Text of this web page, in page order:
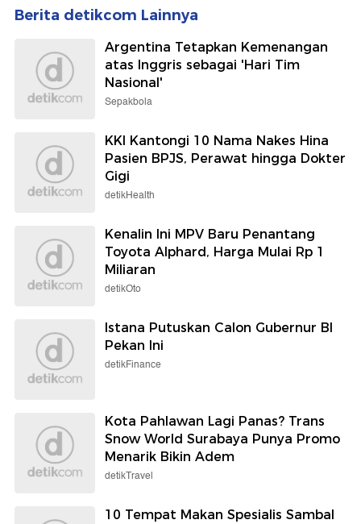
Berita detikcom Lainnya
Argentina Tetapkan Kemenangan
atas Inggris sebagai 'Hari Tim
Nasional'
Sepakbola
KKI Kantongi 10 Nama Nakes Hina
Pasien BPJS, Perawat hingga Dokter
Gigi
detikHealth
Kenalin Ini MPV Baru Penantang
Toyota Alphard, Harga Mulai Rp 1
Miliaran
detikOto
Istana Putuskan Calon Gubernur BI
Pekan Ini
detikFinance
Kota Pahlawan Lagi Panas? Trans
Snow World Surabaya Punya Promo
Menarik Bikin Adem
detikTravel
10 Tempat Makan Spesialis Sambal